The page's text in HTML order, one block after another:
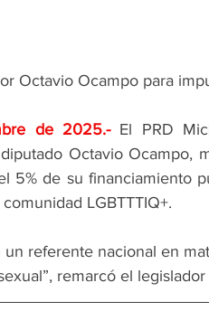
Octavio Ocampo para
de 2025.- El PRD
Octavio Ocampo,
5% de su financiamiento
LGBTTTIQ+.
referente nacional en
remarcó el legislador